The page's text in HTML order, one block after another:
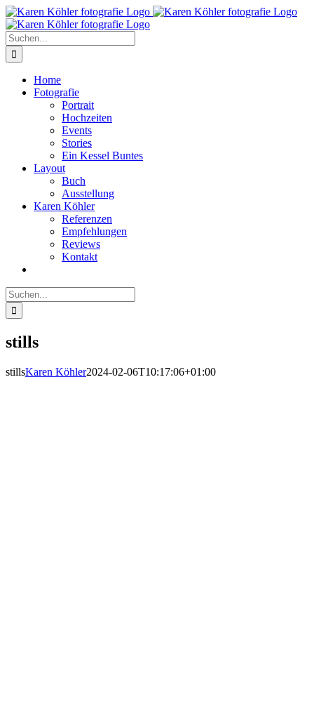
Zum
Inhalt
springen
Suche
nach:
Home
Fotografie
Portrait
Hochzeiten
Events
Stories
Ein Kessel Buntes
Layout
Buch
Ausstellung
Karen Köhler
Referenzen
Empfehlungen
Reviews
Kontakt
Suche
nach:
stills
stillsKaren Köhler2024-02-06T10:17:06+01:00